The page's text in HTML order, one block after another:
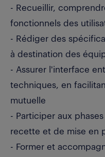
- Recueillir,
fonctionnels des
- Rédiger des
à destination des
- Assurer l'interface
techniques, en
mutuelle
- Participer aux
recette et de mise en
- Former et